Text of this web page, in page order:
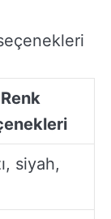
Renk
siyah,